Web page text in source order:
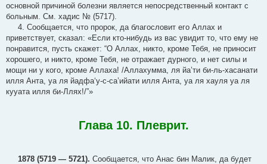
основной причиной болезни является непосредственный контакт с
больным. См. хадис № (5717).
4. Сообщается, что пророк, да благословит его Аллах и
приветствует, сказал: «Если кто-нибудь из вас увидит то, что ему не
понравится, пусть скажет: “О Аллах, никто, кроме Тебя, не приносит
хорошего, и никто, кроме Тебя, не отражает дурного, и нет силы и
мощи ни у кого, кроме Аллаха! /Аллахумма, ля йа’ти би-ль-хасанати
илля Анта, уа ля йадфа‘у-с-са’ийати илля Анта, уа ля хауля уа ля
кууата илля би-Ллях!/”»
Глава 10. Плеврит.
1878 (5719 — 5721). Сообщается, что Анас бин Малик, да будет